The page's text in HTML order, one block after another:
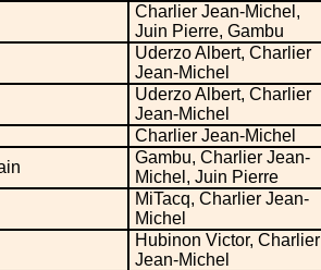
Charlier Jean-Michel,
Juin Pierre, Gambu
Uderzo Albert, Charlier
Jean-Michel
Uderzo Albert, Charlier
Jean-Michel
Charlier Jean-Michel
Gambu, Charlier Jean-
Michel, Juin Pierre
MiTacq, Charlier Jean-
Michel
Hubinon Victor, Charlier
Jean-Michel